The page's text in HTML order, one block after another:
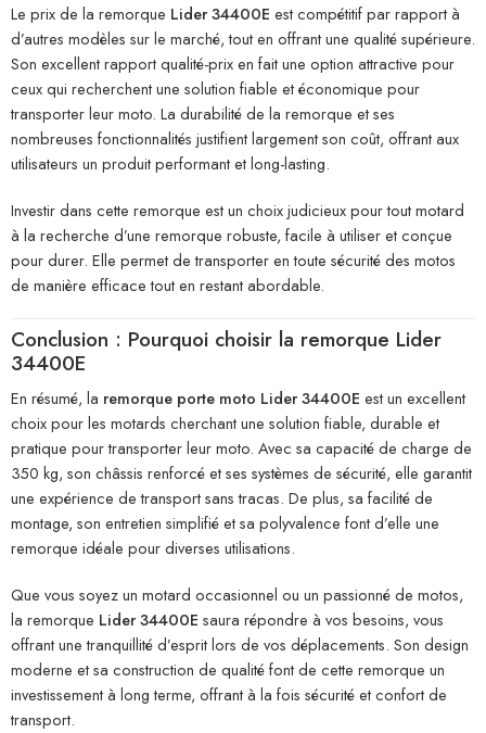
Le prix de la remorque Lider 34400E est compétitif par rapport à
d’autres modèles sur le marché, tout en offrant une qualité supérieure.
Son excellent rapport qualité-prix en fait une option attractive pour
ceux qui recherchent une solution fiable et économique pour
transporter leur moto. La durabilité de la remorque et ses
nombreuses fonctionnalités justifient largement son coût, offrant aux
utilisateurs un produit performant et long-lasting.
Investir dans cette remorque est un choix judicieux pour tout motard
à la recherche d’une remorque robuste, facile à utiliser et conçue
pour durer. Elle permet de transporter en toute sécurité des motos
de manière efficace tout en restant abordable.
Conclusion : Pourquoi choisir la remorque Lider
34400E
En résumé, la remorque porte moto Lider 34400E est un excellent
choix pour les motards cherchant une solution fiable, durable et
pratique pour transporter leur moto. Avec sa capacité de charge de
350 kg, son châssis renforcé et ses systèmes de sécurité, elle garantit
une expérience de transport sans tracas. De plus, sa facilité de
montage, son entretien simplifié et sa polyvalence font d’elle une
remorque idéale pour diverses utilisations.
Que vous soyez un motard occasionnel ou un passionné de motos,
la remorque Lider 34400E saura répondre à vos besoins, vous
offrant une tranquillité d’esprit lors de vos déplacements. Son design
moderne et sa construction de qualité font de cette remorque un
investissement à long terme, offrant à la fois sécurité et confort de
transport.